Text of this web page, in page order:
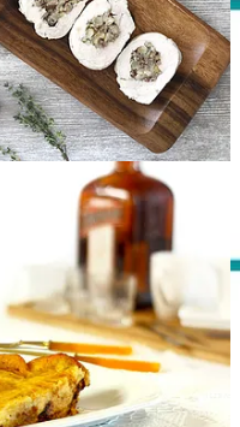
Mandarinas
concaldo blanco|Solomillo